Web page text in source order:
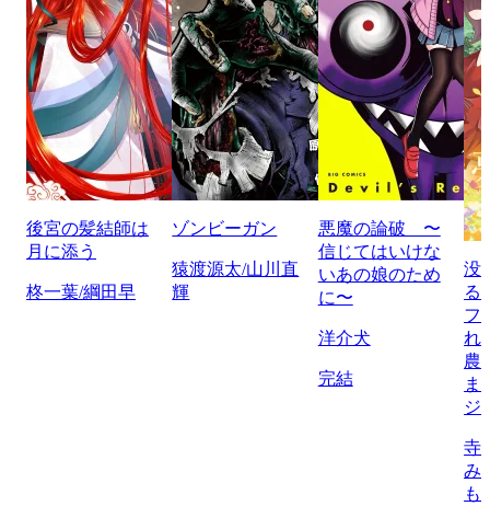
後宮の髪結師は
月に添う
柊一葉/綱田早
ゾンビーガン
猿渡源太/山川直
輝
悪魔の論破 〜
信じてはいけな
いあの娘のため
に〜
洋介犬
完結
没
る
フ
れ
農
ま
ジ
寺
み
も